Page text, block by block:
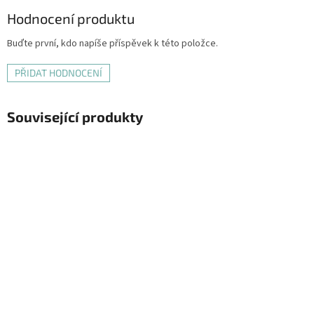
Hodnocení produktu
Buďte první, kdo napíše příspěvek k této položce.
PŘIDAT HODNOCENÍ
Související produkty